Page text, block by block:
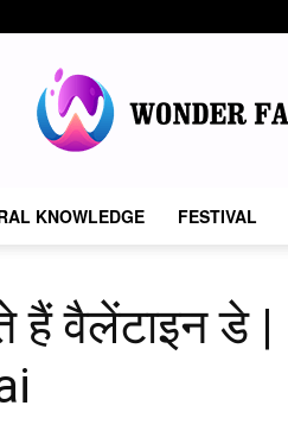
KNOWLEDGE FESTIVAL
हैं वैलेंटाइन डे |